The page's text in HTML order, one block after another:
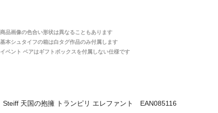
関税はすべて当店にて処理しますのでお客様のご負担
は一切ありません。
国内で一度検品をしますので、決済確認後、２～４
大阪府 Y・W 様 （男性）
「取り扱っているNetショップで一番信用出来
商品画像の色合い形状は異なることもあります
基本シュタイフの箱は白タグ作品のみ付属します
イベント ベアはギフトボックスを付属しない仕様です
Steiff 天国の抱擁 トランピリ エレファント EAN085116